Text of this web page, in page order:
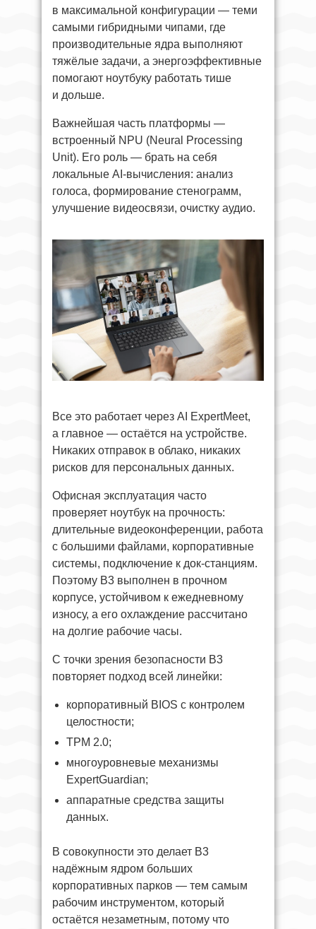
в максимальной конфигурации — теми
самыми гибридными чипами, где
производительные ядра выполняют
тяжёлые задачи, а энергоэффективные
помогают ноутбуку работать тише
и дольше.
Важнейшая часть платформы —
встроенный NPU (Neural Processing
Unit). Его роль — брать на себя
локальные AI-вычисления: анализ
голоса, формирование стенограмм,
улучшение видеосвязи, очистку аудио.
Все это работает через AI ExpertMeet,
а главное — остаётся на устройстве.
Никаких отправок в облако, никаких
рисков для персональных данных.
Офисная эксплуатация часто
проверяет ноутбук на прочность:
длительные видеоконференции, работа
с большими файлами, корпоративные
системы, подключение к док-станциям.
Поэтому B3 выполнен в прочном
корпусе, устойчивом к ежедневному
износу, а его охлаждение рассчитано
на долгие рабочие часы.
С точки зрения безопасности B3
повторяет подход всей линейки:
корпоративный BIOS с контролем
целостности;
TPM 2.0;
многоуровневые механизмы
ExpertGuardian;
аппаратные средства защиты
данных.
В совокупности это делает B3
надёжным ядром больших
корпоративных парков — тем самым
рабочим инструментом, который
остаётся незаметным, потому что